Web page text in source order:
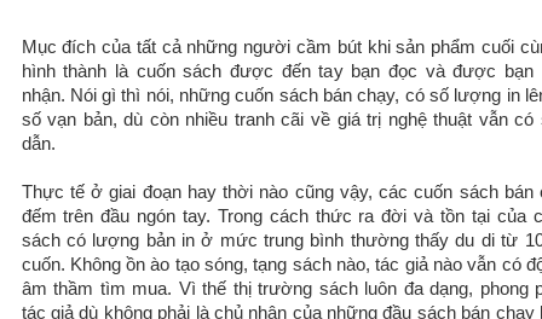
Mục đích của tất cả những người cầm bút khi sản phẩm cuối
hình thành là cuốn sách được đến tay bạn đọc và được bạn
nhận. Nói gì thì nói, những cuốn sách bán chạy, có số lượng in
số vạn bản, dù còn nhiều tranh cãi về giá trị nghệ thuật vẫn có
dẫn.
Thực tế ở giai đoạn hay thời nào cũng vậy, các cuốn sách bán
đếm trên đầu ngón tay. Trong cách thức ra đời và tồn tại của
sách có lượng bản in ở mức trung bình thường thấy du di từ
cuốn. Không ồn ào tạo sóng, tạng sách nào, tác giả nào vẫn có
âm thầm tìm mua. Vì thế thị trường sách luôn đa dạng, phong
tác giả dù không phải là chủ nhân của những đầu sách bán chạy